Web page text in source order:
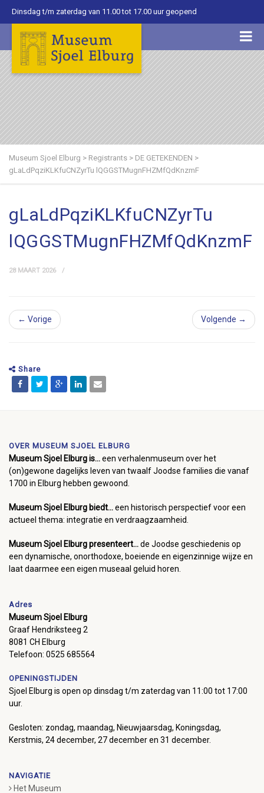
Dinsdag t/m zaterdag van 11.00 tot 17.00 uur geopend
Museum Sjoel Elburg > Registrants > DE GETEKENDEN >
gLaLdPqziKLKfuCNZyrTu lQGGSTMugnFHZMfQdKnzmF
gLaLdPqziKLKfuCNZyrTu
lQGGSTMugnFHZMfQdKnzmF
28 MAART 2026
← Vorige Volgende →
Share
OVER MUSEUM SJOEL ELBURG
Museum Sjoel Elburg is...een verhalenmuseum over het
(on)gewone dagelijks leven van twaalf Joodse families die vanaf
1700 in Elburg hebben gewoond.
Museum Sjoel Elburg biedt...een historisch perspectief voor een
actueel thema: integratie en verdraagzaamheid.
Museum Sjoel Elburg presenteert...de Joodse geschiedenis op
een dynamische, onorthodoxe, boeiende en eigenzinnige wijze en
laat daarmee een eigen museaal geluid horen.
Adres
Museum Sjoel Elburg
Graaf Hendriksteeg 2
8081 CH Elburg
Telefoon: 0525 685564
OPENINGSTIJDEN
Sjoel Elburg is open op dinsdag t/m zaterdag van 11:00 tot 17:00
uur.
Gesloten: zondag, maandag, Nieuwjaarsdag, Koningsdag,
Kerstmis, 24 december, 27 december en 31 december.
NAVIGATIE
Het Museum